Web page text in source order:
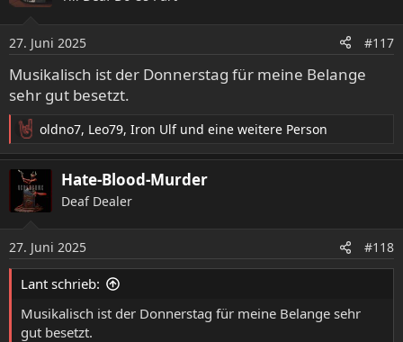
n
e
n
:
27. Juni 2025 #117
Musikalisch ist der Donnerstag für meine Belange
sehr gut besetzt.
R
e
a
k
t
n
e
n
oldno7, Leo79, Iron Ulfund eine weitere Person
Hate-Blood-Murder
Deaf Dealer
27. Juni 2025 #118
Lant schrieb:
Musikalisch ist der Donnerstag für meine Belange sehr
gut besetzt.